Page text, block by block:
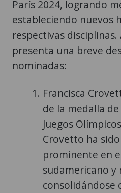
París 2024, logrando
estableciendo nuevos
respectivas
presenta una breve
nominadas:
Francisca
de la medalla
Juegos
Crovetto ha
prominente en
sudamericano y
consolidándose